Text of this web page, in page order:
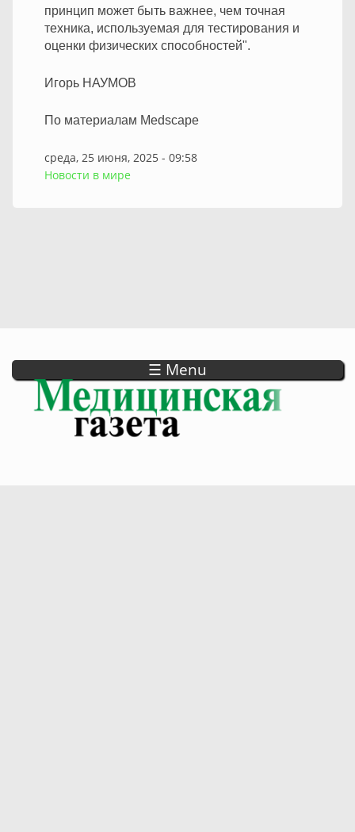
принцип может быть важнее, чем точная
техника, используемая для тестирования и
оценки физических способностей".
Игорь НАУМОВ
По материалам Medscape
среда, 25 июня, 2025 - 09:58
Новости в мире
☰ Menu